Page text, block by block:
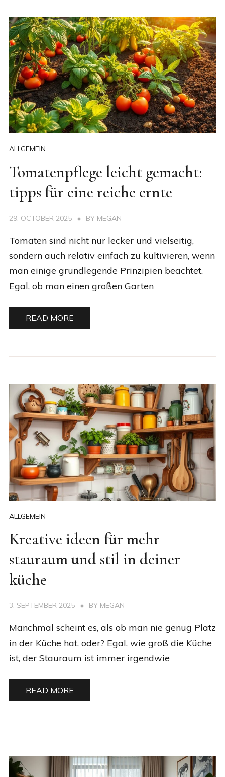
ALLGEMEIN
Tomatenpflege leicht gemacht:
tipps für eine reiche ernte
29. OCTOBER 2025 BY MEGAN
Tomaten sind nicht nur lecker und vielseitig,
sondern auch relativ einfach zu kultivieren, wenn
man einige grundlegende Prinzipien beachtet.
Egal, ob man einen großen Garten
READ MORE
ALLGEMEIN
Kreative ideen für mehr
stauraum und stil in deiner
küche
3. SEPTEMBER 2025 BY MEGAN
Manchmal scheint es, als ob man nie genug Platz
in der Küche hat, oder? Egal, wie groß die Küche
ist, der Stauraum ist immer irgendwie
READ MORE